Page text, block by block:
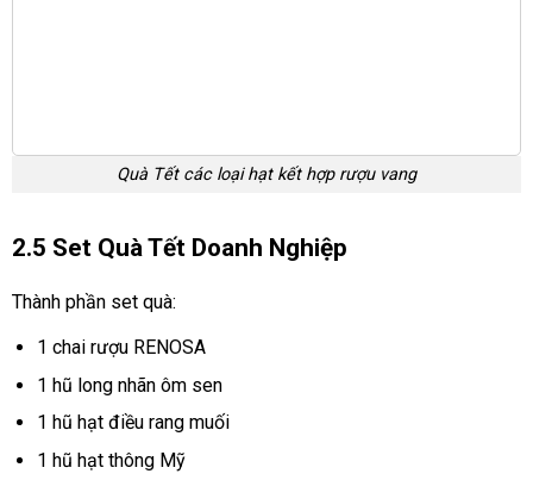
Quà Tết các loại hạt kết hợp rượu vang
2.5 Set Quà Tết Doanh Nghiệp
Thành phần set quà:
1 chai rượu RENOSA
1 hũ long nhãn ôm sen
1 hũ hạt điều rang muối
1 hũ hạt thông Mỹ